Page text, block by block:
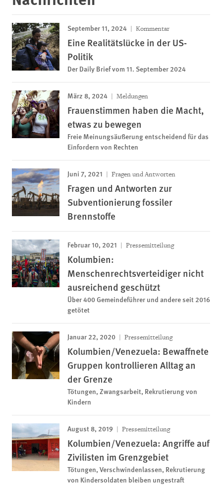
September 11, 2024 Kommentar
Eine Realitätslücke in der US-
Politik
Der Daily Brief vom 11. September 2024
März 8, 2024 Meldungen
Frauenstimmen haben die Macht,
etwas zu bewegen
Freie Meinungsäußerung entscheidend für das
Einfordern von Rechten
Juni 7, 2021 Fragen und Antworten
Fragen und Antworten zur
Subventionierung fossiler
Brennstoffe
Februar 10, 2021 Pressemitteilung
Kolumbien:
Menschenrechtsverteidiger nicht
ausreichend geschützt
Über 400 Gemeindeführer und andere seit 2016
getötet
Januar 22, 2020 Pressemitteilung
Kolumbien/Venezuela: Bewaffnete
Gruppen kontrollieren Alltag an
der Grenze
Tötungen, Zwangsarbeit, Rekrutierung von
Kindern
August 8, 2019 Pressemitteilung
Kolumbien/Venezuela: Angriffe auf
Zivilisten im Grenzgebiet
Tötungen, Verschwindenlassen, Rekrutierung
von Kindersoldaten bleiben ungestraft